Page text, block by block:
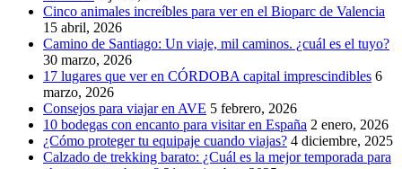
Cinco animales increíbles para ver en el Bioparc de Valencia
15 abril, 2026
Camino de Santiago: Un viaje, mil caminos. ¿cuál es el tuyo?
30 marzo, 2026
17 lugares que ver en CÓRDOBA capital imprescindibles 6
marzo, 2026
Consejos para viajar en AVE 5 febrero, 2026
10 bodegas con encanto para visitar en España 2 enero, 2026
¿Cómo proteger tu equipaje cuando viajas? 4 diciembre, 2025
Calzado de trekking barato: ¿Cuál es la mejor temporada para